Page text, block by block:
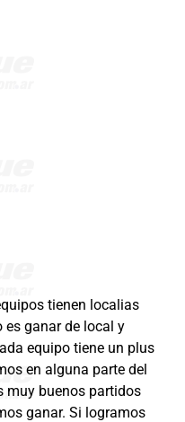
tienen localias
es ganar de local y
equipo tiene un plus
en alguna parte del
muy buenos partidos
ganar. Si logramos